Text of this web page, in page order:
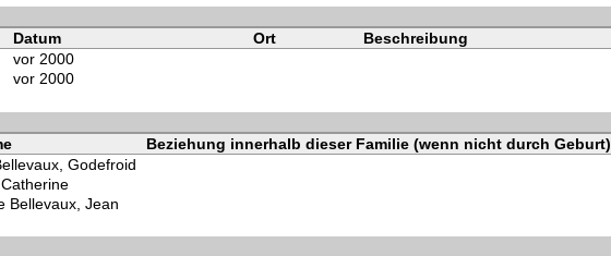
Datum Ort Beschreibung
vor 2000
vor 2000
Beziehung innerhalb dieser Familie (wenn nicht durch Geburt)
Godefroid
Bellevaux, Jean